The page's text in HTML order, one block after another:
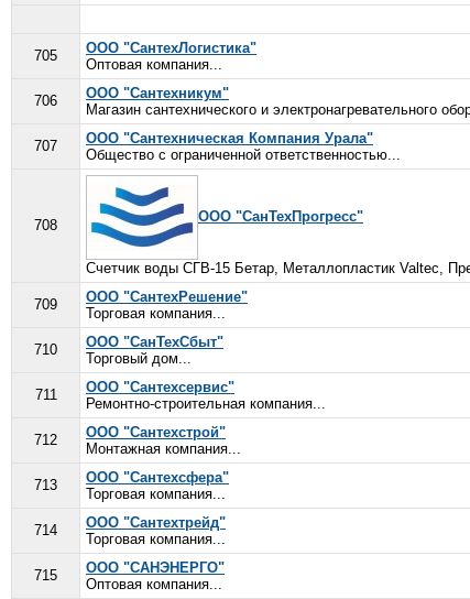
705
ООО "СантехЛогистика"
Оптовая компания...
706
ООО "Сантехникум"
Магазин сантехнического и электронагревательного
707
ООО "Сантехническая Компания Урала"
Общество с ограниченной ответственностью...
708
ООО "СанТехПрогресс"
Счетчик воды СГВ-15 Бетар, Металлопластик Valtec,
709
ООО "СантехРешение"
Торговая компания...
710
ООО "СанТехСбыт"
Торговый дом...
711
ООО "Сантехсервис"
Ремонтно-строительная компания...
712
ООО "Сантехстрой"
Монтажная компания...
713
ООО "Сантехсфера"
Торговая компания...
714
ООО "Сантехтрейд"
Торговая компания...
715
ООО "САНЭНЕРГО"
Оптовая компания...